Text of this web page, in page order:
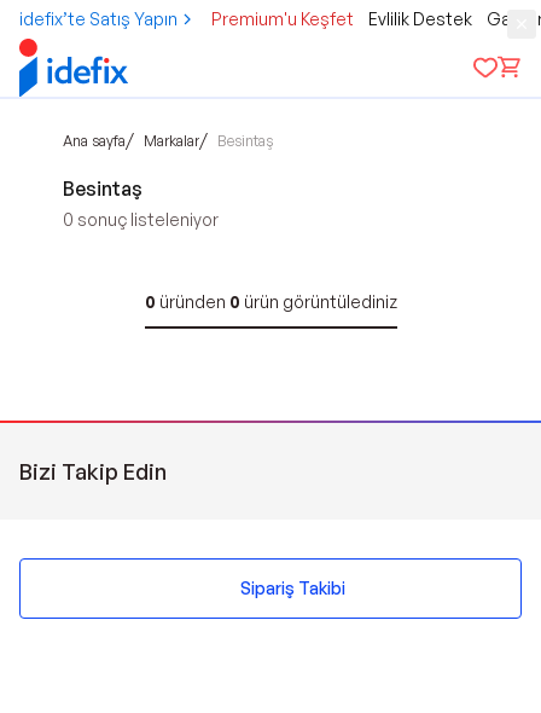
idefix’te Satış Yapın Premium'u Keşfet Evlilik Destek
Ana sayfa/ Markalar/ Besintaş
Besintaş
0 sonuç listeleniyor
0 üründen 0 ürün görüntülediniz
Bizi Takip Edin
Sipariş Takibi